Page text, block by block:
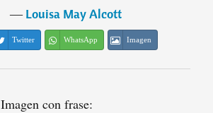
―Louisa May Alcott
Twitter WhatsApp Imagen
Imagen con frase: